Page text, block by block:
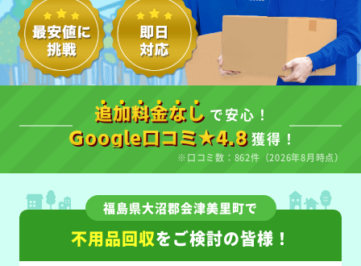
追加料金なし で安心！
Google口コミ★4.8 獲得！
※口コミ数：862件（2026年8月時点）
福島県大沼郡会津美里町で
不用品回収をご検討の皆様！